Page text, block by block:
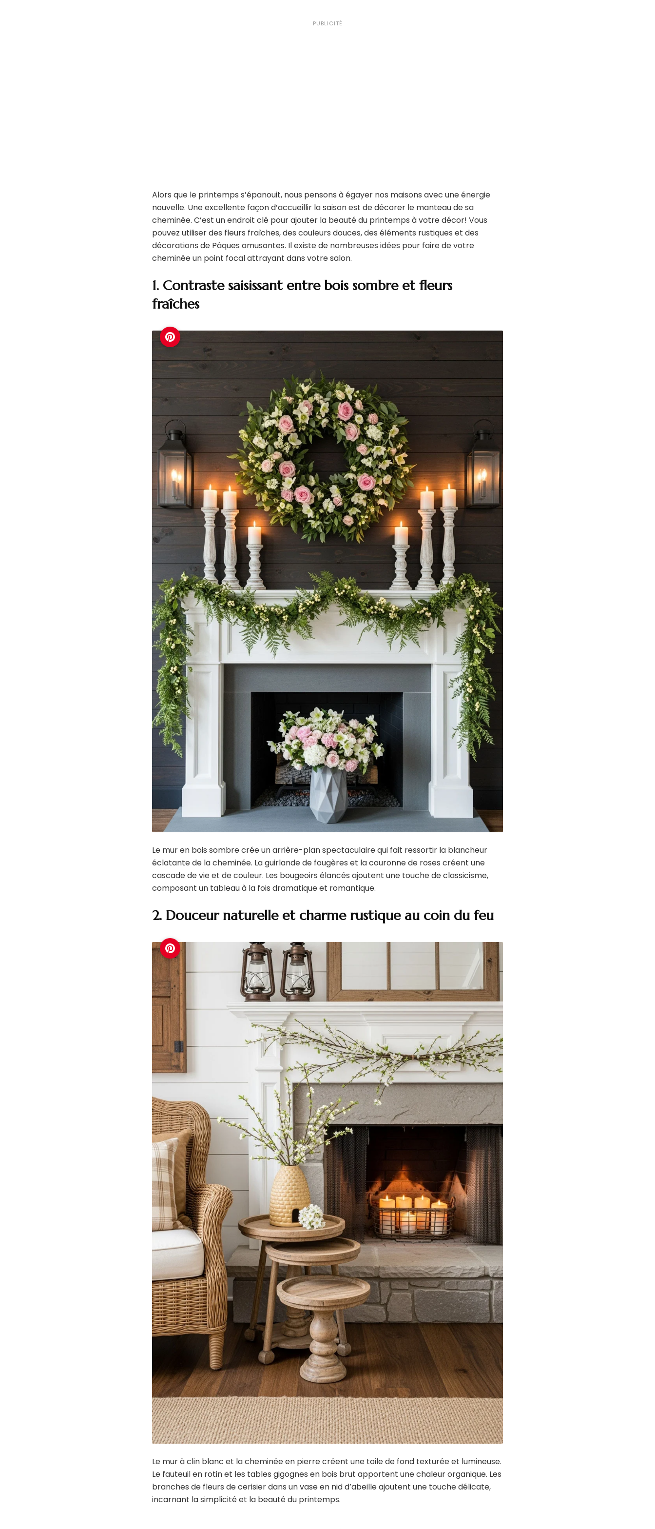
PUBLICITÉ
Alors que le printemps s’épanouit, nous pensons à égayer nos maisons avec une énergie
nouvelle. Une excellente façon d’accueillir la saison est de décorer le manteau de sa
cheminée. C’est un endroit clé pour ajouter la beauté du printemps à votre décor! Vous
pouvez utiliser des fleurs fraîches, des couleurs douces, des éléments rustiques et des
décorations de Pâques amusantes. Il existe de nombreuses idées pour faire de votre
cheminée un point focal attrayant dans votre salon.
1. Contraste saisissant entre bois sombre et fleurs
fraîches
Le mur en bois sombre crée un arrière-plan spectaculaire qui fait ressortir la blancheur
éclatante de la cheminée. La guirlande de fougères et la couronne de roses créent une
cascade de vie et de couleur. Les bougeoirs élancés ajoutent une touche de classicisme,
composant un tableau à la fois dramatique et romantique.
2. Douceur naturelle et charme rustique au coin du feu
Le mur à clin blanc et la cheminée en pierre créent une toile de fond texturée et lumineuse.
Le fauteuil en rotin et les tables gigognes en bois brut apportent une chaleur organique. Les
branches de fleurs de cerisier dans un vase en nid d’abeille ajoutent une touche délicate,
incarnant la simplicité et la beauté du printemps.